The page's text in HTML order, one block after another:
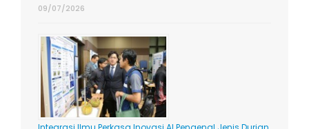
09/07/2026